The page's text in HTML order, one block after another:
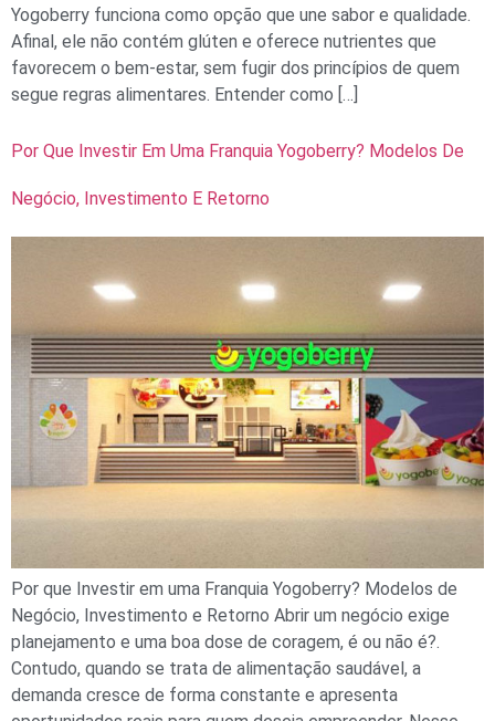
Yogoberry funciona como opção que une sabor e qualidade.
Afinal, ele não contém glúten e oferece nutrientes que
favorecem o bem-estar, sem fugir dos princípios de quem
segue regras alimentares. Entender como […]
Por Que Investir Em Uma Franquia Yogoberry? Modelos De
Negócio, Investimento E Retorno
Por que Investir em uma Franquia Yogoberry? Modelos de
Negócio, Investimento e Retorno Abrir um negócio exige
planejamento e uma boa dose de coragem, é ou não é?.
Contudo, quando se trata de alimentação saudável, a
demanda cresce de forma constante e apresenta